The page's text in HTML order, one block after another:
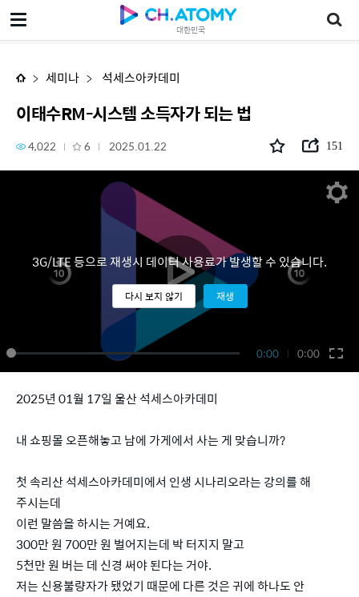
대한민국
이태수RM-시스템 소득자가 되는 법
세미나 석세스아카데미
이태수RM-시스템 소득자가 되는 법
4,022 6 2025.01.22 151
0:00 0:00
3G/LTE 등으로 재생시 데이터 사용료가 발생할 수 있습니다.
다시 보지 않기 재생
2025년 01월 17일 울산 석세스아카데미
내 쇼핑몰 오픈해놓고 남에 가게에서 사는 게 맞습니까?
첫 속리산 석세스아카데미에서 인생 시나리오라는 강의를 해
주시는데
이런 말씀을 하시는 거예요.
300만 원 700만 원 벌어지는데 박 터지지 말고
5천만 원 버는 데 신경 써야 된다는 거야.
저는 신용불량자가 됐었기 때문에 다른 것은 귀에 하나도 안